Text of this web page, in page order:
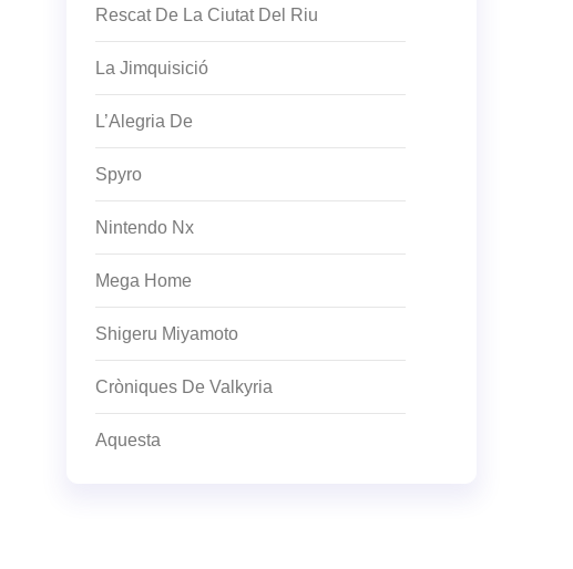
Rescat De La Ciutat Del Riu
La Jimquisició
L’Alegria De
Spyro
Nintendo Nx
Mega Home
Shigeru Miyamoto
Cròniques De Valkyria
Aquesta